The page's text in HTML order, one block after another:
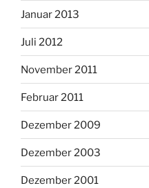
Januar 2013
Juli 2012
November 2011
Februar 2011
Dezember 2009
Dezember 2003
Dezember 2001